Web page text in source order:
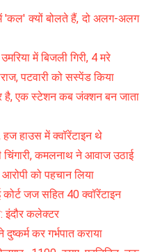
क्यों बोलते हैं, दो अलग-अलग
में बिजली गिरी, 4 मरे
पटवारी को सस्पेंड किया
एक स्टेशन कब जंक्शन बन जाता
हज हाउस में क्वॉरेंटाइन थे
कमलनाथ ने आवाज उठाई
को पहचान लिया
कोर्ट जज सहित 40 क्वॉरेंटाइन
इंदौर कलेक्टर
कर गर्भपात कराया